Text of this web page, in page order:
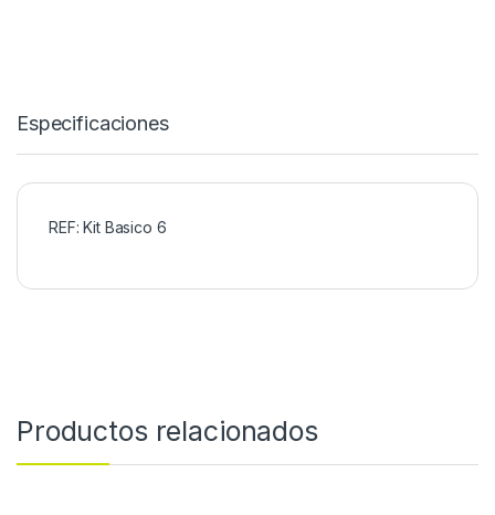
Especificaciones
REF: Kit Basico 6
Productos relacionados